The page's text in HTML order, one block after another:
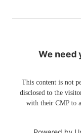
We need
This content is not
disclosed to the
with their CMP to